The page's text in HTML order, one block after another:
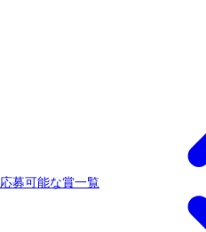
応募可能な賞一覧